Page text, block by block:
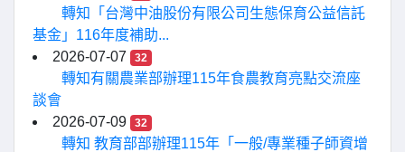
轉知「台灣中油股份有限公司生態保育公益信託
基金」116年度補助...
2026-07-07
32
轉知有關農業部辦理115年食農教育亮點交流座
談會
2026-07-09
32
轉知 教育部部辦理115年「一般/專業種子師資增